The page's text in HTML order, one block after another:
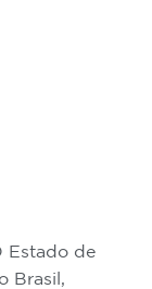
Estado de
Brasil,